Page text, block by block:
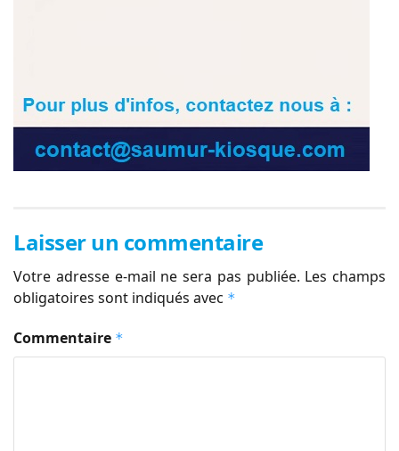
Laisser un commentaire
Votre adresse e-mail ne sera pas publiée. Les champs
obligatoires sont indiqués avec *
Commentaire *